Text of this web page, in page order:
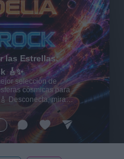
las Estrellas:
🎸✨
selección de
cósmicas para
Desconecta, mira
cero. 💾 ¡Guarda
noche estrellada!